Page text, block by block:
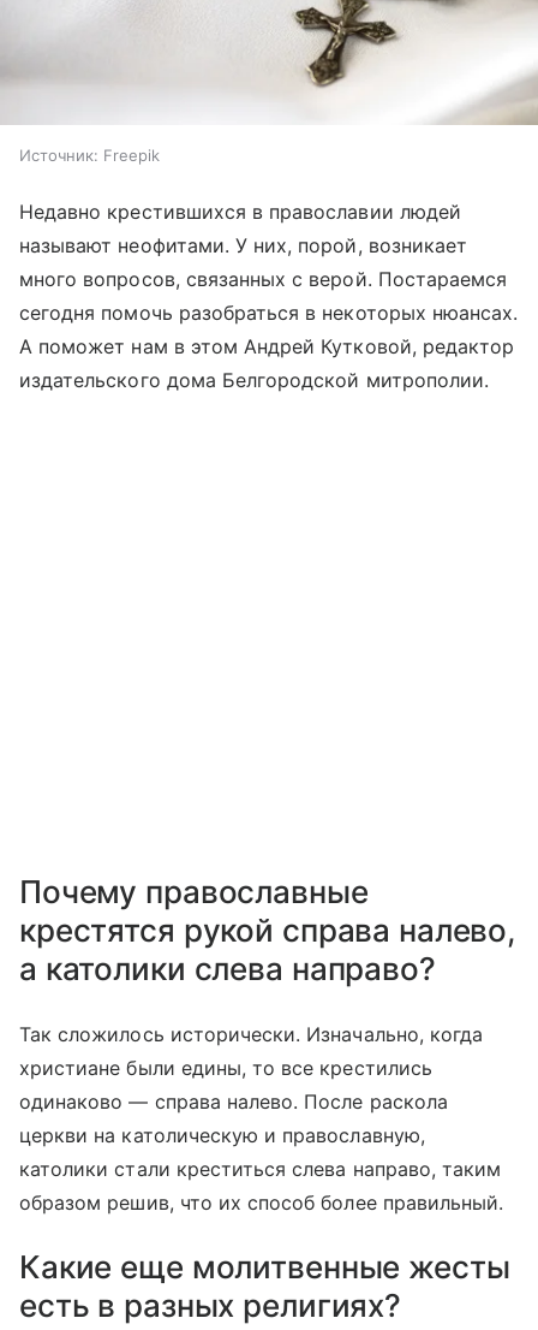
Источник: Freepik
Недавно крестившихся в православии людей
называют неофитами. У них, порой, возникает
много вопросов, связанных с верой. Постараемся
сегодня помочь разобраться в некоторых нюансах.
А поможет нам в этом Андрей Кутковой, редактор
издательского дома Белгородской митрополии.
Почему православные
крестятся рукой справа налево,
а католики слева направо?
Так сложилось исторически. Изначально, когда
христиане были едины, то все крестились
одинаково — справа налево. После раскола
церкви на католическую и православную,
католики стали креститься слева направо, таким
образом решив, что их способ более правильный.
Какие еще молитвенные жесты
есть в разных религиях?